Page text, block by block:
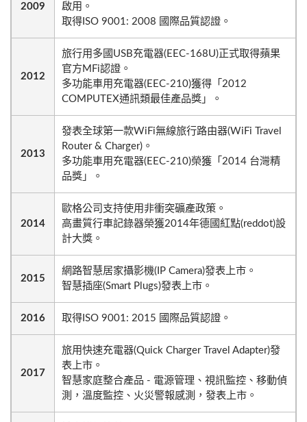
2009
啟用。
取得ISO 9001: 2008 國際品質認證。
2012
旅行用多國USB充電器(EEC-168U)正式取得蘋果
官方MFi認證。
多功能車用充電器(EEC-210)獲得「2012
COMPUTEX通訊類最佳產品獎」。
2013
發表全球第一款WiFi無線旅行路由器(WiFi Travel
Router & Charger)。
多功能車用充電器(EEC-210)榮獲「2014 台灣精
品獎」。
2014
歐格公司支持使用非衝突礦產政策。
高畫質行車記錄器榮獲2014年德國紅點(reddot)設
計大獎。
2015
網路智慧居家攝影機(IP Camera)發表上市。
智慧插座(Smart Plugs)發表上市。
2016 取得ISO 9001: 2015 國際品質認證。
2017
旅用快速充電器(Quick Charger Travel Adapter)發
表上市。
智慧家庭整合產品 - 電源管理、視訊監控、移動偵
測，溫度監控、火災警報感測，發表上市。